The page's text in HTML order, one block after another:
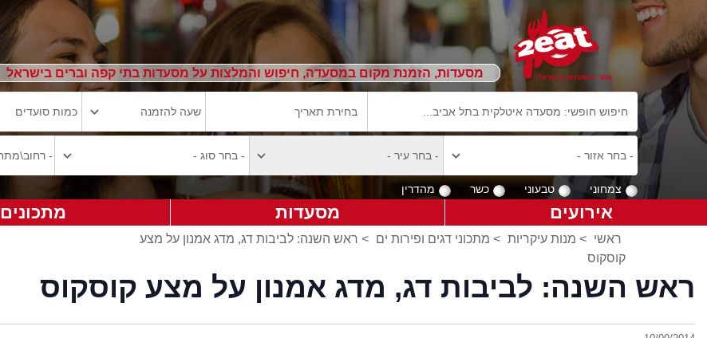
מסעדות, הזמנת מקום במסעדה, חיפוש והמלצות על מסעדות בתי קפה וברים בישראל
צמחוני טבעוני כשר מהדרין
אירועים מסעדות מתכונים
ראשי > מנות עיקריות > מתכוני דגים ופירות ים > ראש השנה: לביבות דג, מדג אמנון על מצע
קוסקוס
ראש השנה: לביבות דג, מדג אמנון על מצע קוסקוס